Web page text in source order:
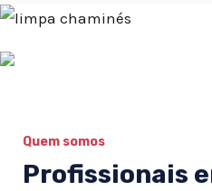
Quem somos
Profissionais